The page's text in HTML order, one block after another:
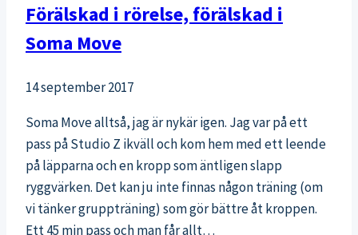
Förälskad i rörelse, förälskad i
Soma Move
14 september 2017
Soma Move alltså, jag är nykär igen. Jag var på ett
pass på Studio Z ikväll och kom hem med ett leende
på läpparna och en kropp som äntligen slapp
ryggvärken. Det kan ju inte finnas någon träning (om
vi tänker gruppträning) som gör bättre åt kroppen.
Ett 45 min pass och man får allt…